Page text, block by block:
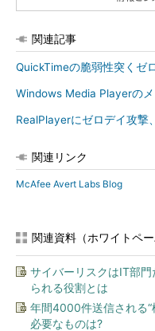
関連記事
QuickTimeの脆弱性突くゼ
Windows Media Playerの
RealPlayerにゼロデイ攻撃
関連リンク
McAfee Avert Labs Blog
関連資料（ホワイトペー
サイバーリスクはIT部
られる役割とは
年間4000件送信される“
必要なものは?